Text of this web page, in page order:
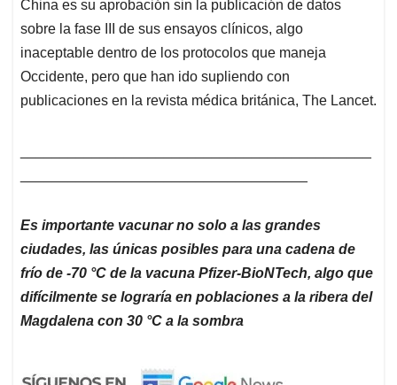
China es su aprobación sin la publicación de datos
sobre la fase III de sus ensayos clínicos, algo
inaceptable dentro de los protocolos que maneja
Occidente, pero que han ido supliendo con
publicaciones en la revista médica británica, The Lancet.
Es importante vacunar no solo a las grandes
ciudades, las únicas posibles para una cadena de
frío de -70 °C de la vacuna Pfizer-BioNTech, algo que
difícilmente se lograría en poblaciones a la ribera del
Magdalena con 30 °C a la sombra